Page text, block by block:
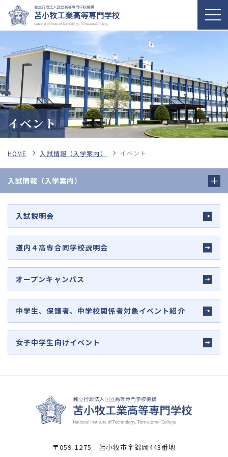
イベント
HOME 入試情報（入学案内） イベント
入試情報（入学案内）
入試説明会
道内４高専合同学校説明会
オープンキャンパス
中学生、保護者、中学校関係者対象イベント紹介
女子中学生向けイベント
〒059-1275 苫小牧市字錦岡443番地